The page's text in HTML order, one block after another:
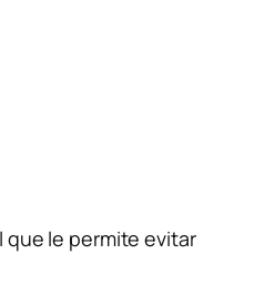
le permite evitar